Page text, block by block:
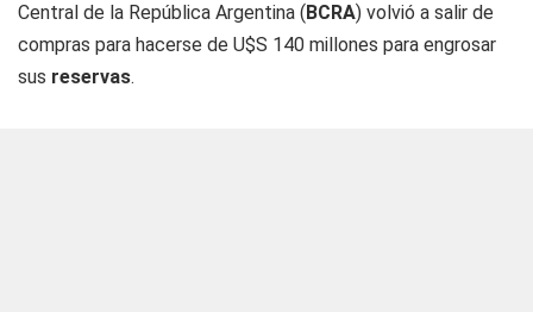
Central de la República Argentina (BCRA) volvió a salir de
compras para hacerse de U$S 140 millones para engrosar
sus reservas.